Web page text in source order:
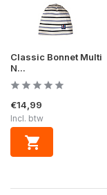
Classic Bonnet Multi
N...
€14,99
Incl. btw